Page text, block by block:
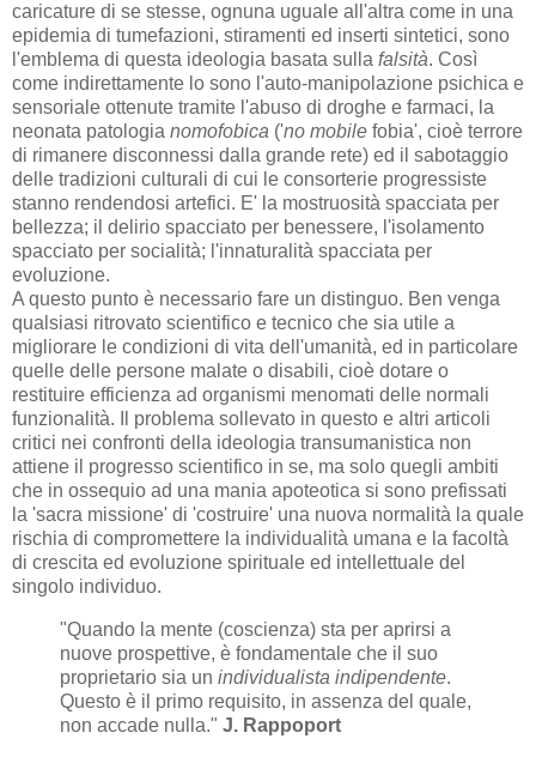
caricature di se stesse, ognuna uguale all'altra come in una
epidemia di tumefazioni, stiramenti ed inserti sintetici, sono
l'emblema di questa ideologia basata sulla falsità. Così
come indirettamente lo sono l'auto-manipolazione psichica e
sensoriale ottenute tramite l'abuso di droghe e farmaci, la
neonata patologia nomofobica ('no mobile fobia', cioè terrore
di rimanere disconnessi dalla grande rete) ed il sabotaggio
delle tradizioni culturali di cui le consorterie progressiste
stanno rendendosi artefici. E' la mostruosità spacciata per
bellezza; il delirio spacciato per benessere, l'isolamento
spacciato per socialità; l'innaturalità spacciata per
evoluzione.
A questo punto è necessario fare un distinguo. Ben venga
qualsiasi ritrovato scientifico e tecnico che sia utile a
migliorare le condizioni di vita dell'umanità, ed in particolare
quelle delle persone malate o disabili, cioè dotare o
restituire efficienza ad organismi menomati delle normali
funzionalità. Il problema sollevato in questo e altri articoli
critici nei confronti della ideologia transumanistica non
attiene il progresso scientifico in se, ma solo quegli ambiti
che in ossequio ad una mania apoteotica si sono prefissati
la 'sacra missione' di 'costruire' una nuova normalità la quale
rischia di compromettere la individualità umana e la facoltà
di crescita ed evoluzione spirituale ed intellettuale del
singolo individuo.
"Quando la mente (coscienza) sta per aprirsi a
nuove prospettive, è fondamentale che il suo
proprietario sia un individualista indipendente.
Questo è il primo requisito, in assenza del quale,
non accade nulla." J. Rappoport